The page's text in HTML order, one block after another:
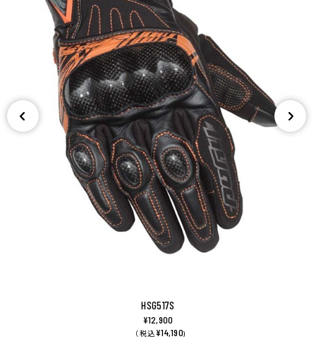
HSG517S
¥12,900
（ 税込¥14,190)